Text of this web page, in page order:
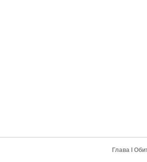
Глава I